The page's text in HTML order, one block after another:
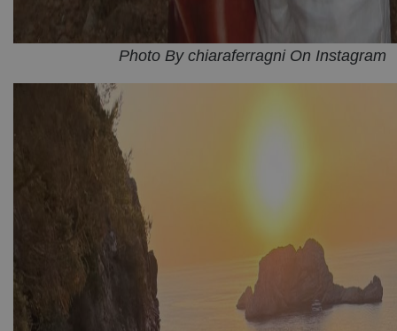
Photo By chiaraferragni On Instagram